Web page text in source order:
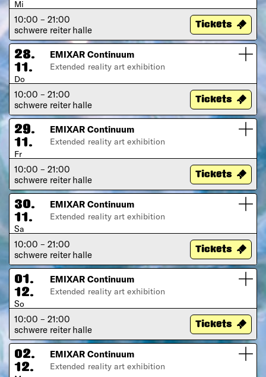
Mi
10:00 – 21:00
schwere reiter halle
Tickets
28.
11.
Do
EMIXAR Continuum
Extended reality art exhibition
10:00 – 21:00
schwere reiter halle
Tickets
29.
11.
Fr
EMIXAR Continuum
Extended reality art exhibition
10:00 – 21:00
schwere reiter halle
Tickets
30.
11.
Sa
EMIXAR Continuum
Extended reality art exhibition
10:00 – 21:00
schwere reiter halle
Tickets
01.
12.
So
EMIXAR Continuum
Extended reality art exhibition
10:00 – 21:00
schwere reiter halle
Tickets
02.
12.
EMIXAR Continuum
Extended reality art exhibition